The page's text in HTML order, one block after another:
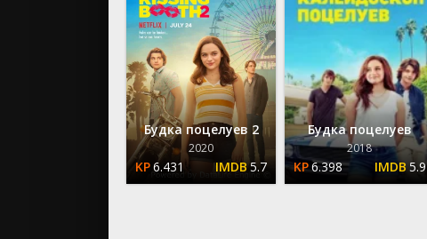
Будка поцелуев 2
2020
6.431 5.7
Будка поцелуев
2018
6.398 5.9